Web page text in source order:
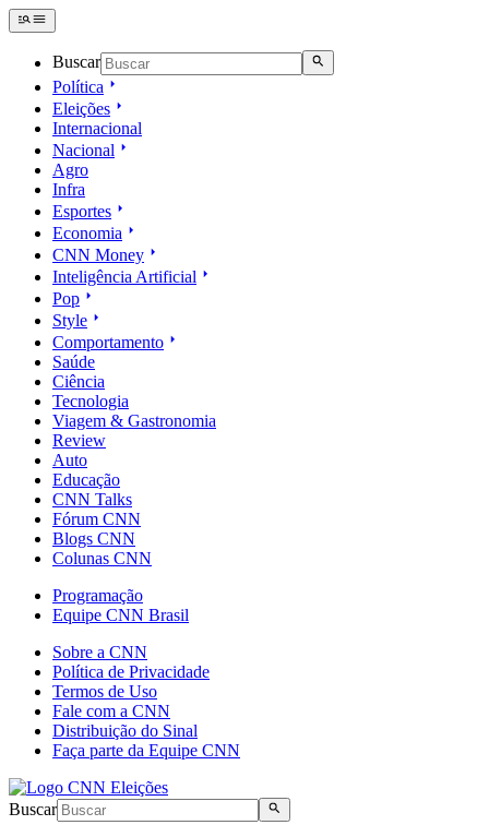
Buscar
Política
Eleições
Internacional
Nacional
Agro
Infra
Esportes
Economia
CNN Money
Inteligência Artificial
Pop
Style
Comportamento
Saúde
Ciência
Tecnologia
Viagem & Gastronomia
Review
Auto
Educação
CNN Talks
Fórum CNN
Blogs CNN
Colunas CNN
Programação
Equipe CNN Brasil
Sobre a CNN
Política de Privacidade
Termos de Uso
Fale com a CNN
Distribuição do Sinal
Faça parte da Equipe CNN
Buscar